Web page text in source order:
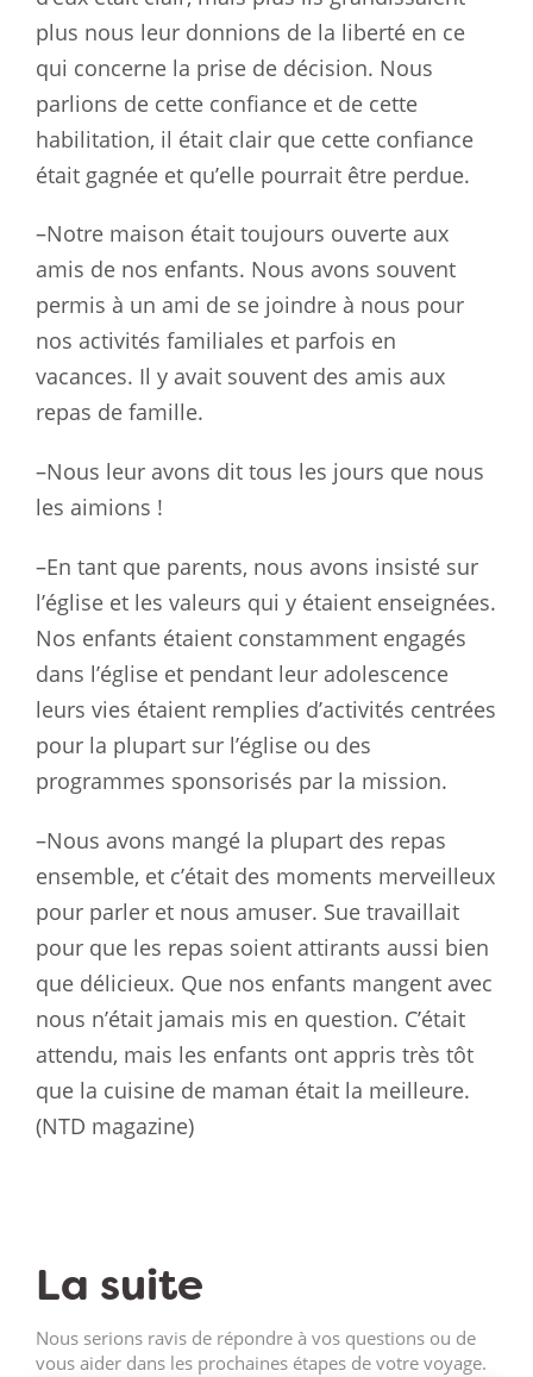
plus nous leur donnions de la liberté en ce
qui concerne la prise de décision. Nous
parlions de cette confiance et de cette
habilitation, il était clair que cette confiance
était gagnée et qu’elle pourrait être perdue.
–Notre maison était toujours ouverte aux
amis de nos enfants. Nous avons souvent
permis à un ami de se joindre à nous pour
nos activités familiales et parfois en
vacances. Il y avait souvent des amis aux
repas de famille.
–Nous leur avons dit tous les jours que nous
les aimions !
–En tant que parents, nous avons insisté sur
l’église et les valeurs qui y étaient enseignées.
Nos enfants étaient constamment engagés
dans l’église et pendant leur adolescence
leurs vies étaient remplies d’activités centrées
pour la plupart sur l’église ou des
programmes sponsorisés par la mission.
–Nous avons mangé la plupart des repas
ensemble, et c’était des moments merveilleux
pour parler et nous amuser. Sue travaillait
pour que les repas soient attirants aussi bien
que délicieux. Que nos enfants mangent avec
nous n’était jamais mis en question. C’était
attendu, mais les enfants ont appris très tôt
que la cuisine de maman était la meilleure.
(NTD magazine)
La suite
Nous serions ravis de répondre à vos questions ou de
vous aider dans les prochaines étapes de votre voyage.